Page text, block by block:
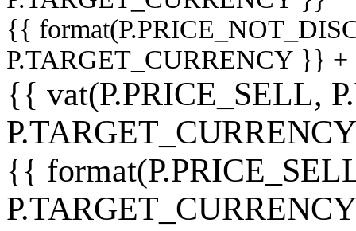
{{
P.TARGET_CURRENCY }}
{{ vat(P.PRICE_SELL,
{{